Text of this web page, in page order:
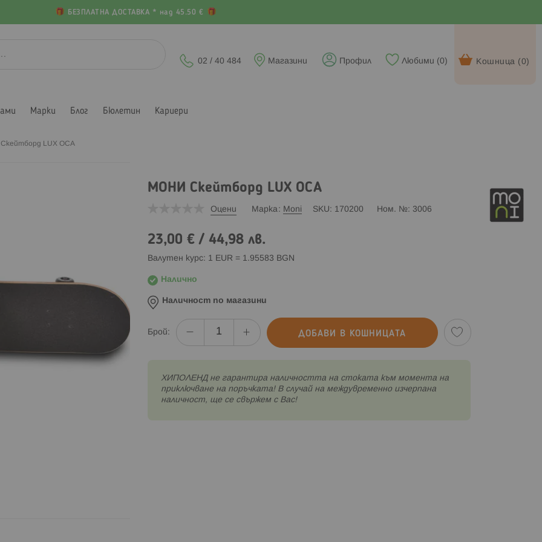
БЕЗПЛАТНА ДОСТАВКА * над 45.50 €
Кошница (0)
Любими (0)
Профил
Магазини
02 / 40 484
Марки Блог Бюлетин Кариери
LUX ОСА
МОНИ Скейтборд LUX ОСА
Оцени Марка Moni SKU 170200 Ном. № 3006
23,00 €/ 44,98 лв.
Валутен курс: 1 EUR = 1.95583 BGN
Налично
Наличност по магазини
Брой: ДОБАВИ В КОШНИЦАТА
XИПОЛЕНД не гарантира наличността на стоката към момента на
приключване на поръчката! В случай на междувременно изчерпана
наличност, ще се свържем с Вас!